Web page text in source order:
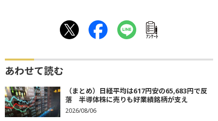
ｱﾝｹｰﾄ
あわせて読む
（まとめ）日経平均は617円安の65,683円で反
落 半導体株に売りも好業績銘柄が支え
2026/08/06